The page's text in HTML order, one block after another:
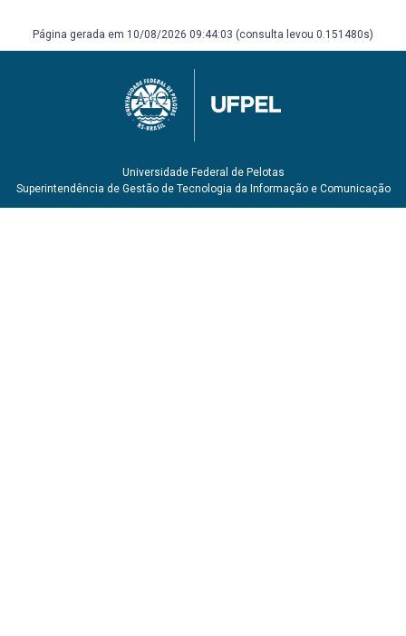
Página gerada em 10/08/2026 09:44:03 (consulta levou 0.151480s)
Universidade Federal de Pelotas
Superintendência de Gestão de Tecnologia da Informação e Comunicação